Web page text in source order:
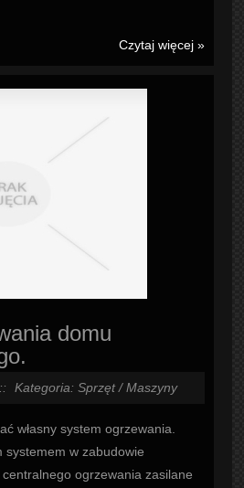
Czytaj więcej »
domu
:: Kategoria: Sprzęt / Maszyny
własny system ogrzewania.
systemem w zabudowie
ogrzewania zasilane